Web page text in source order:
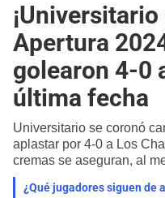
Apertura
golearon 4-0
última fecha
Universitario se coronó
aplastar por 4-0 a Los
cremas se aseguran, al